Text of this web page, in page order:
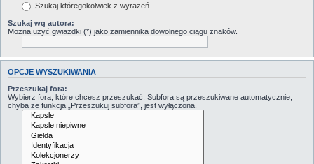
Szukaj któregokolwiek z wyrażeń
Szukaj wg autora:
Można użyć gwiazdki (*) jako zamiennika dowolnego ciągu znaków.
OPCJE WYSZUKIWANIA
Przeszukaj fora:
Wybierz fora, które chcesz przeszukać. Subfora są przeszukiwane automatycznie,
chyba że funkcja „Przeszukuj subfora”, jest wyłączona.